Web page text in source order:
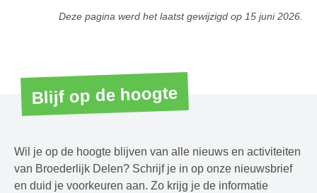
Deze pagina werd het laatst gewijzigd op 15 juni 2026
Blijf op de hoogte
Wil je op de hoogte blijven van alle nieuws en activiteiten
van Broederlijk Delen? Schrijf je in op onze nieuwsbrief
en duid je voorkeuren aan. Zo krijg je de informatie